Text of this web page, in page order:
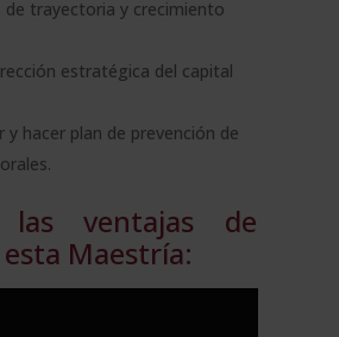
de trayectoria y crecimiento
estratégica del capital
y hacer plan de prevención de
las ventajas de
Maestría: